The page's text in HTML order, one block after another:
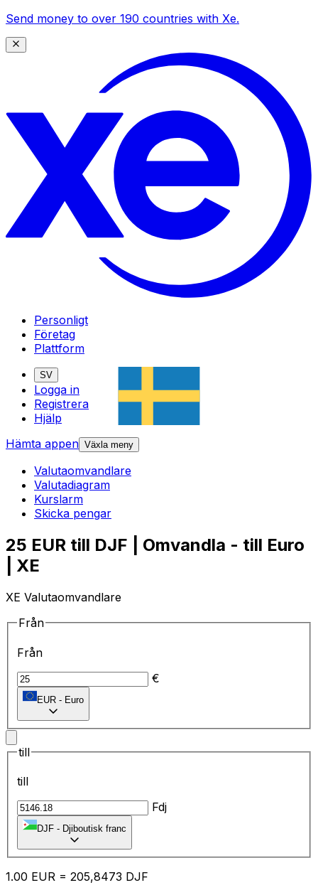
Send money to over 190 countries with Xe.
Personligt
Företag
Plattform
SV
Logga in
Registrera
Hjälp
Hämta appen Växla meny
Valutaomvandlare
Valutadiagram
Kurslarm
Skicka pengar
25 EUR till DJF | Omvandla - till Euro
| XE
XE Valutaomvandlare
Från
Från
€
EUR - Euro
till
till
Fdj
DJF - Djiboutisk franc
1.00 EUR = 205,8473 DJF